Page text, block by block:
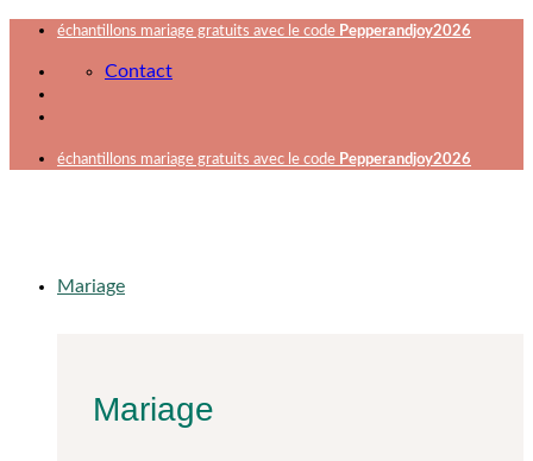
Passer
contenu
échantillons mariage gratuits avec le code Pepperandjoy2026
Contact
échantillons mariage gratuits avec le code Pepperandjoy2026
Mariage
Mariage